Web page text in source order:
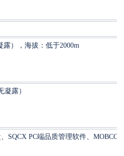
），海拔：低于2000m
露）
SQCX PC端品质管理软件、